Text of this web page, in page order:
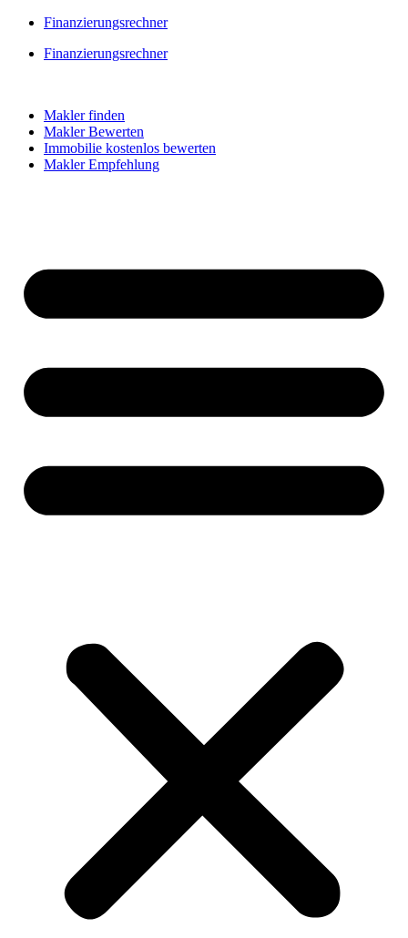
Skip
content
Finanzierungsrechner
Finanzierungsrechner
Makler finden
Makler Bewerten
Immobilie kostenlos bewerten
Makler Empfehlung